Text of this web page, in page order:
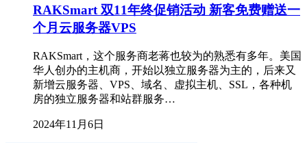
RAKSmart 双11年终促销活动 新客免费赠送一
个月云服务器VPS
RAKSmart，这个服务商老蒋也较为的熟悉有多年。美国
华人创办的主机商，开始以独立服务器为主的，后来又
新增云服务器、VPS、域名、虚拟主机、SSL，各种机
房的独立服务器和站群服务…
2024年11月6日